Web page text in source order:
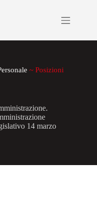
~ Posizioni
14 marzo